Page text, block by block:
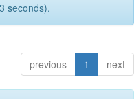
seconds).
previous 1 next